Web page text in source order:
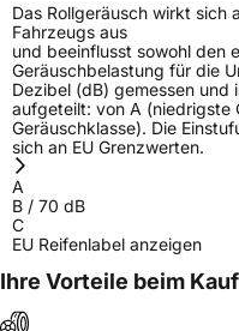
Das Rollgeräusch wirkt sich
Fahrzeugs aus
und beeinflusst sowohl den
Geräuschbelastung für die
Dezibel (dB) gemessen und
aufgeteilt: von A (niedrigste
Geräuschklasse). Die
sich an EU Grenzwerten.
A
B / 70 dB
C
EU Reifenlabel anzeigen
Ihre Vorteile beim